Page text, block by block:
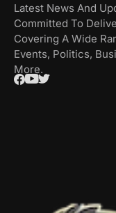
Latest News And
Committed To
Covering A Wide
Events, Politics,
More.